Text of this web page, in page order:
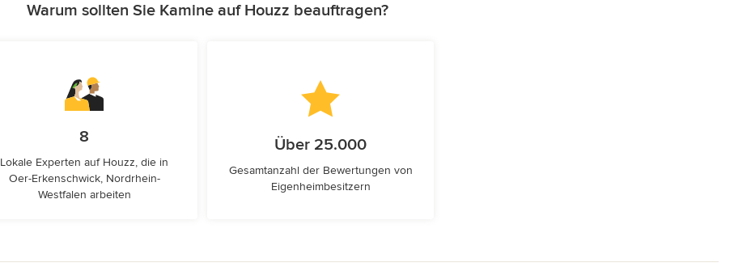
Warum sollten Sie Kamine auf Houzz beauftragen?
8
Lokale Experten auf Houzz, die in
Oer-Erkenschwick, Nordrhein-
Westfalen arbeiten
Über 25.000
Gesamtanzahl der Bewertungen von
Eigenheimbesitzern